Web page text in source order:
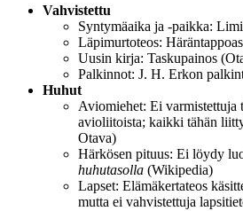
Vahvistettu
Syntymäaika ja -paikka:
Läpimurtoteos:
Uusin kirja: Taskupainos
Palkinnot: J. H. Erkon
Huhut
Aviomiehet: Ei varmistettuja
avioliitoista; kaikki tähän
Otava)
Härkösen pituus: Ei löydy
huhutasolla (Wikipedia)
Lapset: Elämäkertateos
mutta ei vahvistettuja